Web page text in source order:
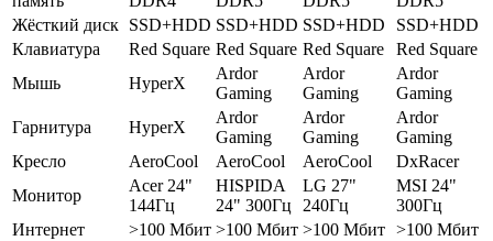
Жёсткий диск SSD+HDD SSD+HDD SSD+HDD
SSD+HDD
Клавиатура
Red Square Red Square Red Square
Red Square
Мышь
HyperX
Ardor
Gaming
Ardor
Gaming
Ardor
Gaming
Гарнитура
HyperX
Ardor
Gaming
Ardor
Gaming
Ardor
Gaming
Кресло
AeroCool AeroCool AeroCool
DxRacer
Монитор
Acer 24"
144Гц
HISPIDA
24" 300Гц
LG 27"
240Гц
MSI 24"
300Гц
Интернет
>100 Мбит >100 Мбит >100 Мбит >100 Мбит